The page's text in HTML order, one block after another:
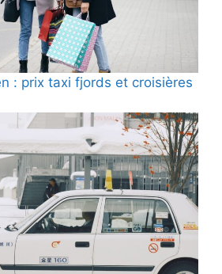
: prix taxi fjords et croisières